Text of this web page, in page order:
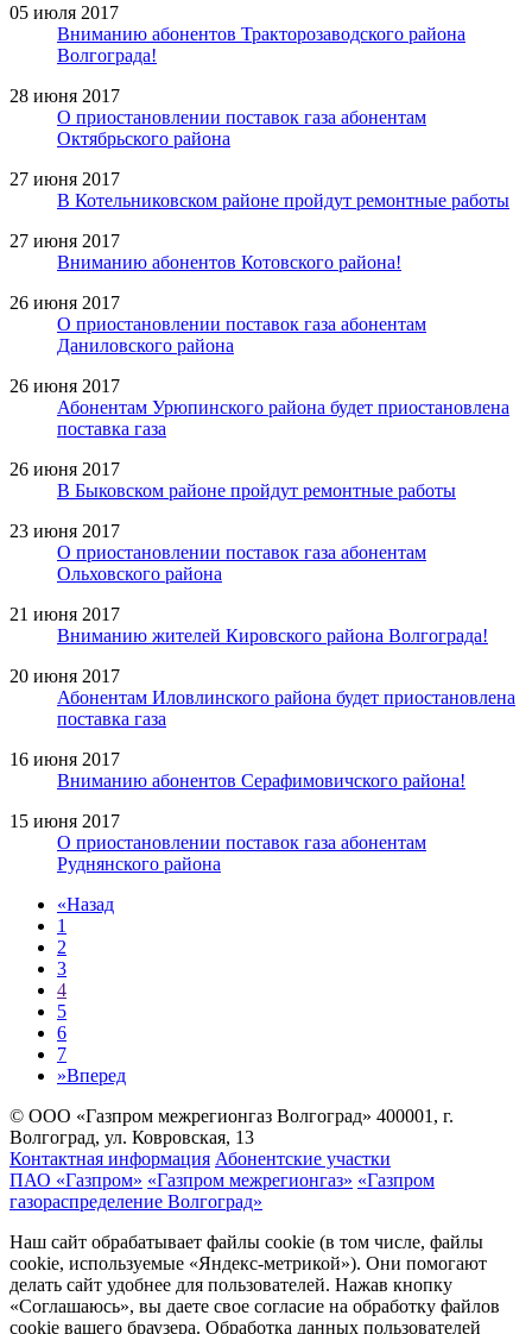
05 июля 2017
Вниманию абонентов Тракторозаводского района
Волгограда!
28 июня 2017
О приостановлении поставок газа абонентам
Октябрьского района
27 июня 2017
В Котельниковском районе пройдут ремонтные работы
27 июня 2017
Вниманию абонентов Котовского района!
26 июня 2017
О приостановлении поставок газа абонентам
Даниловского района
26 июня 2017
Абонентам Урюпинского района будет приостановлена
поставка газа
26 июня 2017
В Быковском районе пройдут ремонтные работы
23 июня 2017
О приостановлении поставок газа абонентам
Ольховского района
21 июня 2017
Вниманию жителей Кировского района Волгограда!
20 июня 2017
Абонентам Иловлинского района будет приостановлена
поставка газа
16 июня 2017
Вниманию абонентов Серафимовичского района!
15 июня 2017
О приостановлении поставок газа абонентам
Руднянского района
«Назад
1
2
3
4
5
6
7
»Вперед
© ООО «Газпром межрегионгаз Волгоград» 400001, г.
Волгоград, ул. Ковровская, 13
Контактная информация Абонентские участки
ПАО «Газпром» «Газпром межрегионгаз» «Газпром
газораспределение Волгоград»
Наш сайт обрабатывает файлы cookie (в том числе, файлы
cookie, используемые «Яндекс-метрикой»). Они помогают
делать сайт удобнее для пользователей. Нажав кнопку
«Соглашаюсь», вы даете свое согласие на обработку файлов
cookie вашего браузера. Обработка данных пользователей